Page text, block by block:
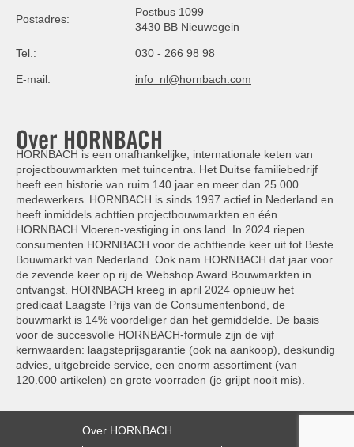
Postadres:
Postbus 1099
3430 BB Nieuwegein
Tel.: 030 - 266 98 98
E-mail: info_nl@hornbach.com
Over HORNBACH
HORNBACH is een onafhankelijke, internationale keten van
projectbouwmarkten met tuincentra. Het Duitse familiebedrijf
heeft een historie van ruim 140 jaar en meer dan 25.000
medewerkers. HORNBACH is sinds 1997 actief in Nederland en
heeft inmiddels achttien projectbouwmarkten en één
HORNBACH Vloeren-vestiging in ons land. In 2024 riepen
consumenten HORNBACH voor de achttiende keer uit tot Beste
Bouwmarkt van Nederland. Ook nam HORNBACH dat jaar voor
de zevende keer op rij de Webshop Award Bouwmarkten in
ontvangst. HORNBACH kreeg in april 2024 opnieuw het
predicaat Laagste Prijs van de Consumentenbond, de
bouwmarkt is 14% voordeliger dan het gemiddelde. De basis
voor de succesvolle HORNBACH-formule zijn de vijf
kernwaarden: laagsteprijsgarantie (ook na aankoop), deskundig
advies, uitgebreide service, een enorm assortiment (van
120.000 artikelen) en grote voorraden (je grijpt nooit mis).
Over HORNBACH